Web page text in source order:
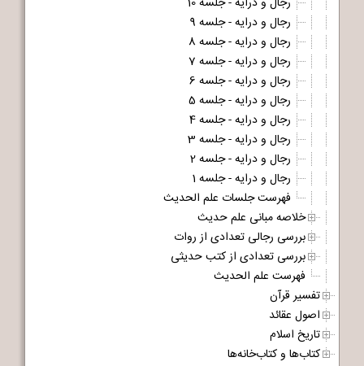
رجال و درایه - جلسه 9
رجال و درایه - جلسه 8
رجال و درایه - جلسه 7
رجال و درایه - جلسه 6
رجال و درایه - جلسه 5
رجال و درایه - جلسه 4
رجال و درایه - جلسه 3
رجال و درایه - جلسه 2
رجال و درایه - جلسه 1
فهرست جلسات علم الحدیث
خلاصه مبانی علم حدیث
بررسی رجالی تعدادی از روات
بررسی تعدادی از کتب حدیثی
فهرست علم الحدیث
تفسیر قرآن
اصول عقائد
تاریخ اسلام
کتاب‌ها و کتاب‌خانه‌ها